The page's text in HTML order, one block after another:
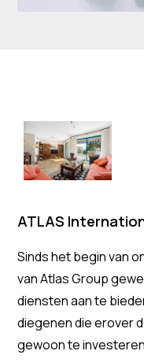
ATLAS
Sinds het begin van
van Atlas Group
diensten aan te
diegenen die erover
gewoon te